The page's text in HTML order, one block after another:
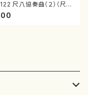
尺八協奏曲（２）（尺
山本邦山/尺八/都山式
山流公刊楽譜曲番:571